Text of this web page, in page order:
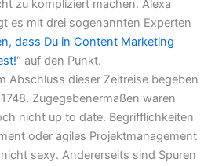
zu kompliziert machen. Alexa
es mit drei sogenannten Experten
dass Du in Content Marketing
“ auf den Punkt.
Abschluss dieser Zeitreise begeben
Zugegebenermaßen waren
nicht up to date. Begrifflichkeiten
oder agiles Projektmanagement
sexy. Andererseits sind Spuren